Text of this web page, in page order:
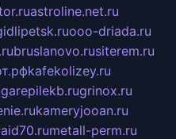
astroline.net.ru
ooo-driada.ru
bruslanovo.rusiterem.ru
kafekolizey.ru
grinox.ru
kameryjooan.ru
aid70.rumetall-perm.ru